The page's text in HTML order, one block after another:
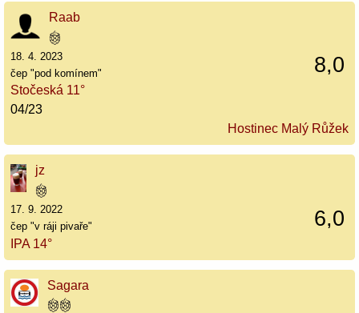
Raab
8,0
18. 4. 2023
čep "pod komínem"
Stočeská 11°
04/23
Hostinec Malý Růžek
jz
6,0
17. 9. 2022
čep "v ráji pivaře"
IPA 14°
Sagara